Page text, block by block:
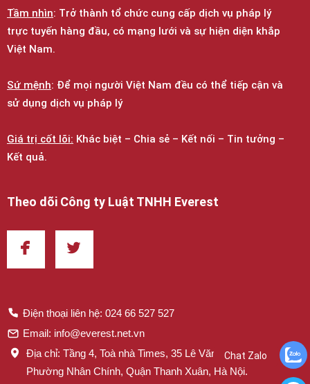
Chat Zalo
Tầm nhìn: Trở thành tổ chức cung cấp dịch vụ pháp lý
trực tuyến hàng đầu, có mạng lưới và sự hiện diện khắp
Việt Nam.
Sứ mệnh: Để mọi người Việt Nam đều có thể tiếp cận và
sử dụng dịch vụ pháp lý
Giá trị cốt lõi: Khác biệt – Chia sẻ – Kết nối – Tin tưởng –
Kết quả.
Theo dõi Công ty Luật TNHH Everest
Điện thoại liên hệ: 024 66 527 527
Email: info@everest.net.vn
Địa chỉ: Tầng 4, Toà nhà Times, 35 Lê Văn Lương,
Phường Nhân Chính, Quận Thanh Xuân, Hà Nội.